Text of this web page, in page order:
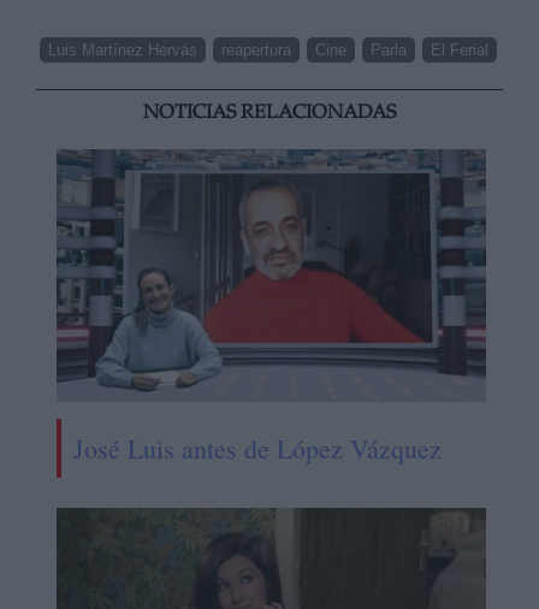
Luis Martínez Hervás reapertura Cine Parla El Ferial
NOTICIAS RELACIONADAS
José Luis antes de López Vázquez